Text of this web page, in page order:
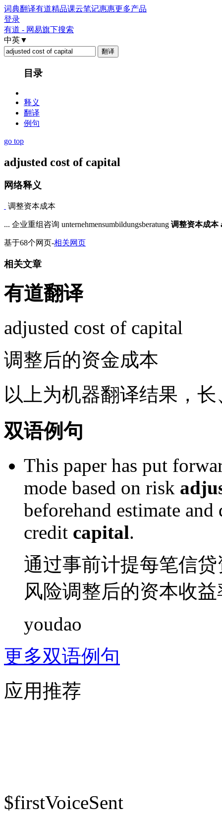
词典翻译有道精品课云笔记惠惠更多产品
登录
有道 - 网易旗下搜索
中英▼
目录
释义
翻译
例句
go top
adjusted cost of capital
网络释义
调整资本成本
... 企业重组咨询 unternehmensumbildungsberatung 调整资本成本
基于68个网页-相关网页
相关文章
有道翻译
adjusted cost of capital
调整后的资金成本
以上为机器翻译结果，
双语例句
This paper has put
mode based on risk
beforehand estimate
credit capital.
通过事前计提每笔信贷
风险调整后的资本收益
youdao
更多双语例句
应用推荐
$firstVoiceSent